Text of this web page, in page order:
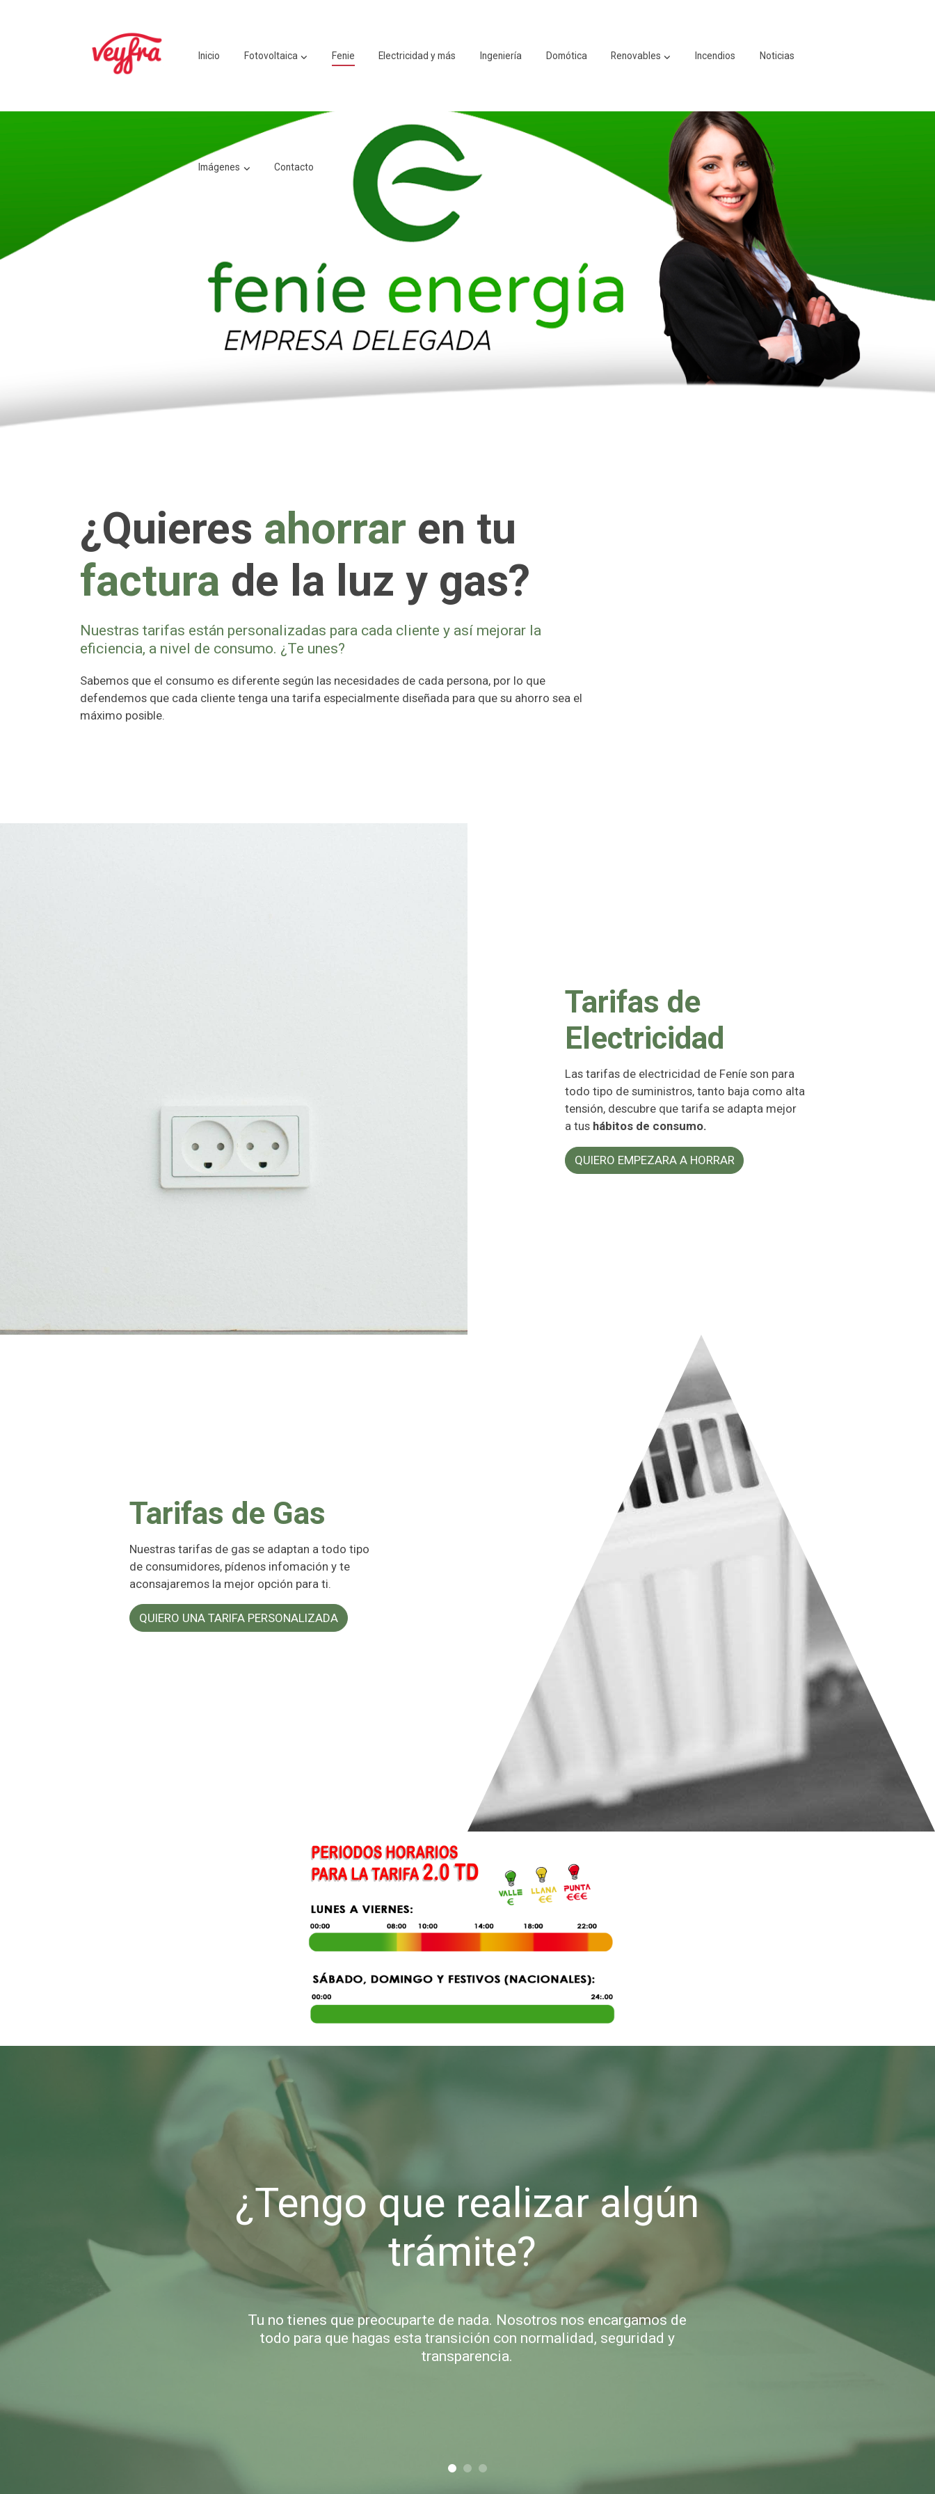
Inicio Fotovoltaica Fenie Electricidad y más Ingeniería Domótica Renovables Incendios Noticias
Imágenes Contacto
¿Quieres ahorrar en tu
factura de la luz y gas?
Nuestras tarifas están personalizadas para cada cliente y así mejorar la
eficiencia, a nivel de consumo. ¿Te unes?
Sabemos que el consumo es diferente según las necesidades de cada persona, por lo que
defendemos que cada cliente tenga una tarifa especialmente diseñada para que su ahorro sea el
máximo posible.
Tarifas de
Electricidad
Las tarifas de electricidad de Feníe son para
todo tipo de suministros, tanto baja como alta
tensión, descubre que tarifa se adapta mejor
a tus hábitos de consumo.
QUIERO EMPEZARA A HORRAR
Tarifas de Gas
Nuestras tarifas de gas se adaptan a todo tipo
de consumidores, pídenos infomación y te
aconsajaremos la mejor opción para ti.
QUIERO UNA TARIFA PERSONALIZADA
¿Tengo que realizar algún
trámite?
Tu no tienes que preocuparte de nada. Nosotros nos encargamos de
todo para que hagas esta transición con normalidad, seguridad y
transparencia.